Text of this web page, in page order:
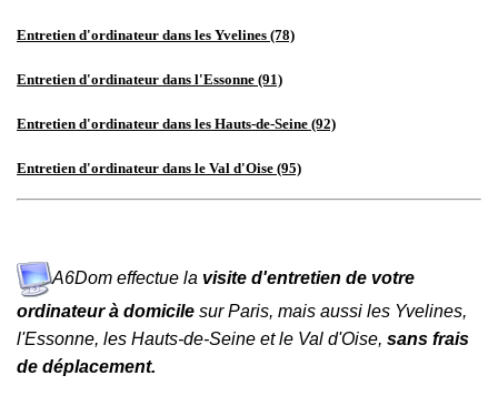
Entretien d'ordinateur dans les Yvelines (78)
Entretien d'ordinateur dans l'Essonne (91)
Entretien d'ordinateur dans les Hauts-de-Seine (92)
Entretien d'ordinateur dans le Val d'Oise (95)
A6Dom effectue la visite d'entretien de votre
ordinateur à domicile surParis, mais aussi les Yvelines,
l'Essonne, les Hauts-de-Seine et le Val d'Oise, sans frais
de déplacement.